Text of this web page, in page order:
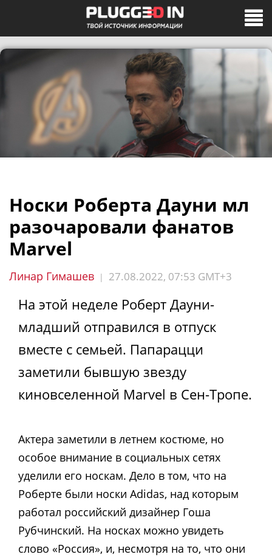
Носки Роберта Дауни мл
разочаровали фанатов
Marvel
Линар Гимашев | 27.08.2022, 07:53 GMT+3
На этой неделе Роберт Дауни-
младший отправился в отпуск
вместе с семьей. Папарацци
заметили бывшую звезду
киновселенной Marvel в Сен-Тропе.
Актера заметили в летнем костюме, но
особое внимание в социальных сетях
уделили его носкам. Дело в том, что на
Роберте были носки Adidas, над которым
работал российский дизайнер Гоша
Рубчинский. На носках можно увидеть
слово «Россия», и, несмотря на то, что они